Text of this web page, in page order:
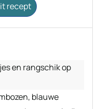
recept
en rangschik op
blauwe